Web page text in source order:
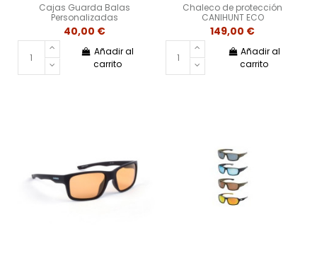
Cajas Guarda Balas
Personalizadas
40,00 €
Añadir al
carrito
Chaleco de protección
CANIHUNT ECO
149,00 €
Añadir al
carrito